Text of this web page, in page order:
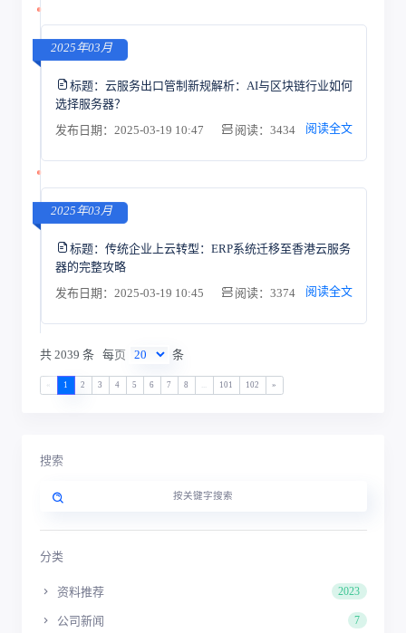
2025年03月
标题： 云服务出口管制新规解析：AI与区块链行业如何
选择服务器？
发布日期：2025-03-19 10:47
阅读：3434 阅读全文
2025年03月
标题： 传统企业上云转型：ERP系统迁移至香港云服务
器的完整攻略
发布日期：2025-03-19 10:45
阅读：3374 阅读全文
共 2039 条 每页 条
1 2 3 4 5 6 7 8 101 102 »
搜索
分类
资料推荐 2023
公司新闻 7